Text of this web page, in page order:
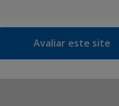
Avaliar este site